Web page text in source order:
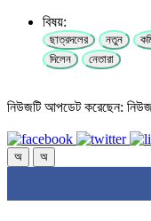
বিষয়:
ছাত্রদলের নতুন
দিলেন
নেতারা
নিউজটি আপডেট করেছেন:
অ অ